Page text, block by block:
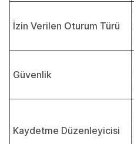
İzin Verilen Oturum Türü
Güvenlik
Kaydetme Düzenleyicisi